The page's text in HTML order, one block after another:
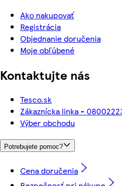
Ako nakupovať
Registrácia
Objednanie doručenia
Moje obľúbené
Kontaktujte nás
Tesco.sk
Zákaznícka linka -
Výber obchodu
Potrebujete pomoc?
Cena doručenia